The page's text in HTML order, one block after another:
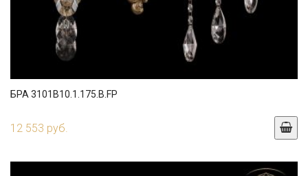
БРА 3101B10.1.175.B.FP
12 553 руб.